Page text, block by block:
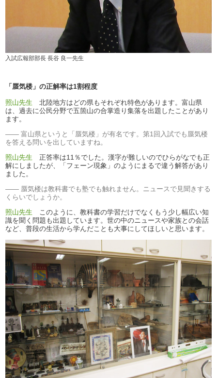
入試広報部部長 長谷 良一先生
「蜃気楼」の正解率は1割程度
照山先生 北陸地方はどの県もそれぞれ特色があります。富山県
は、過去に公民分野で五箇山の合掌造り集落を出題したことがあり
ます。
富山県というと「蜃気楼」が有名です。第1回入試でも蜃気楼
を答える問いを出していますね。
照山先生 正答率は11％でした。漢字が難しいのでひらがなでも正
解にしましたが、「フェーン現象」のようにまるで違う解答があり
ました。
蜃気楼は教科書でも塾でも触れません。ニュースで見聞きする
くらいでしょうか。
照山先生 このように、教科書の学習だけでなくもう少し幅広い知
識を聞く問題も出題しています。世の中のニュースや家族との会話
など、普段の生活から学んだことも大事にしてほしいと思います。